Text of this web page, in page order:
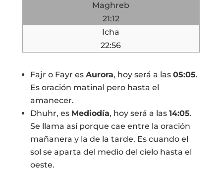
Maghreb
21:12
Icha
22:56
Fajr o Fayr es Aurora, hoy será a las 05:05.
Es oración matinal pero hasta el
amanecer.
Dhuhr, es Mediodía, hoy será a las 14:05.
Se llama así porque cae entre la oración
mañanera y la de la tarde. Es cuando el
sol se aparta del medio del cielo hasta el
oeste.